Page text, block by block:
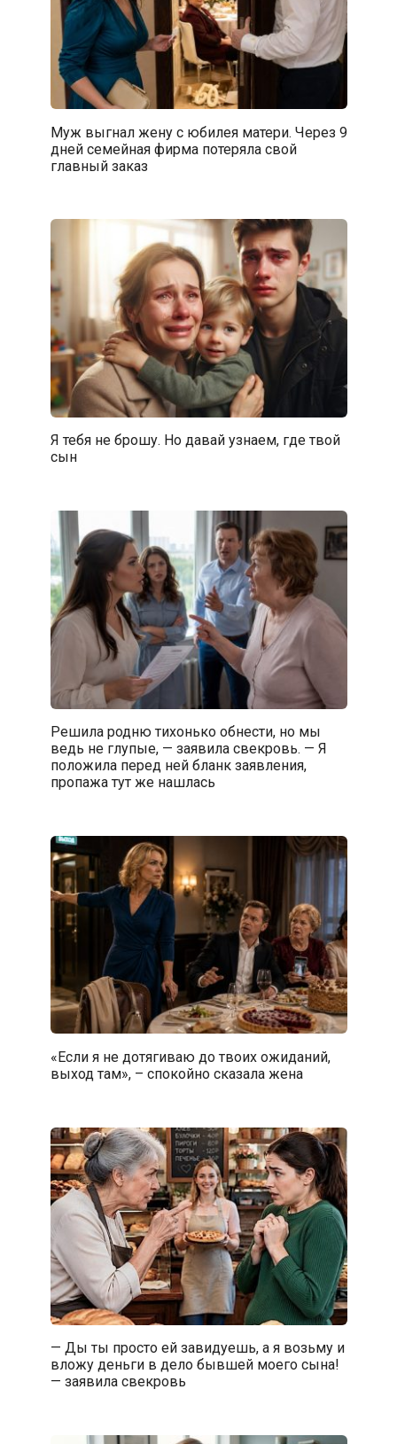
Муж выгнал жену с юбилея матери. Через 9
дней семейная фирма потеряла свой
главный заказ
Я тебя не брошу. Но давай узнаем, где твой
сын
Решила родню тихонько обнести, но мы
ведь не глупые, — заявила свекровь. — Я
положила перед ней бланк заявления,
пропажа тут же нашлась
«Если я не дотягиваю до твоих ожиданий,
выход там», – спокойно сказала жена
— Ды ты просто ей завидуешь, а я возьму и
вложу деньги в дело бывшей моего сына!
— заявила свекровь